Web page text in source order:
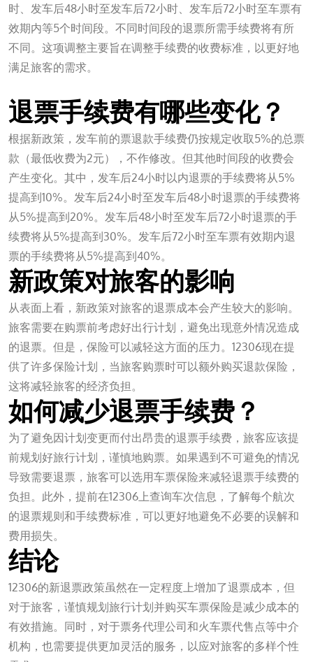
时、发车后48小时至发车后72小时、发车后72小时至车票有
效期内等5个时间段。不同时间段的退票所需手续费将有所
不同。这项调整主要旨在调整手续费的收费标准，以更好地
满足旅客的需求。
退票手续费有哪些变化？
根据新政策，发车前的票退款手续费仍按规定收取5%的总票
款（最低收费为2元），不作修改。但其他时间段的收费会
产生变化。其中，发车后24小时以内退票的手续费将从5%
提高到10%。发车后24小时至发车后48小时退票的手续费将
从5%提高到20%。发车后48小时至发车后72小时退票的手
续费将从5%提高到30%。发车后72小时至车票有效期内退
票的手续费将从5%提高到40%。
新政策对旅客的影响
从表面上看，新政策对旅客的退票成本会产生较大的影响。
旅客需要在购票前考虑好出行计划，避免出现意外情况造成
的退票。但是，保险可以减轻这方面的压力。12306现在提
供了许多保险计划，当旅客购票时可以额外购买退款保险，
这将减轻旅客的经济负担。
如何减少退票手续费？
为了避免因计划变更而付出昂贵的退票手续费，旅客应该提
前规划好旅行计划，谨慎地购票。如果遇到不可避免的情况
导致需要退票，旅客可以选用车票保险来减轻退票手续费的
负担。此外，提前在12306上查询车次信息，了解每个航次
的退票规则和手续费标准，可以更好地避免不必要的误解和
费用损失。
结论
12306的新退票政策虽然在一定程度上增加了退票成本，但
对于旅客，谨慎规划旅行计划并购买车票保险是减少成本的
有效措施。同时，对于票务代理公司和火车票代售点等中介
机构，也需要提供更加灵活的服务，以应对旅客的多样个性